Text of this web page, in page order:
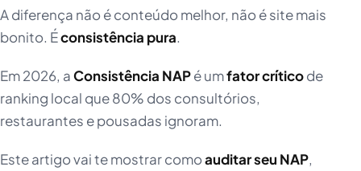
A diferença não é conteúdo melhor, não é site mais
bonito. Éconsistência pura.
Em 2026, aConsistência NAPé umfator críticode
ranking local que 80% dos consultórios,
restaurantes e pousadas ignoram.
Este artigo vai te mostrar comoauditar seu NAP,